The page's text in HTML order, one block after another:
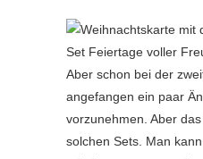
Aber schon bei der
angefangen ein paar
vorzunehmen. Aber
solchen Sets. Man